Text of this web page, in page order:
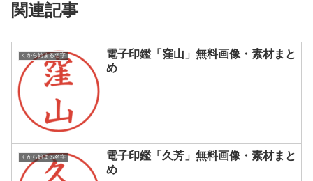
関連記事
くから始まる名字
電子印鑑「窪山」無料画像・素材まと
め
くから始まる名字
電子印鑑「久芳」無料画像・素材まと
め